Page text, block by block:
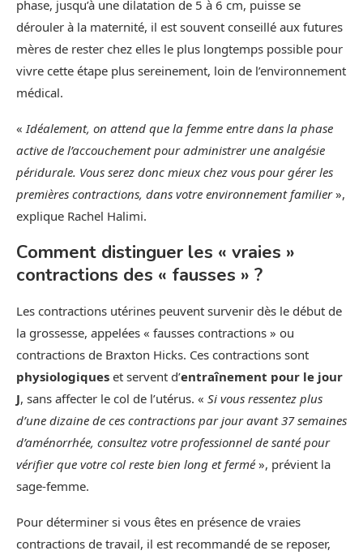
phase, jusqu’à une dilatation de 5 à 6 cm, puisse se
dérouler à la maternité, il est souvent conseillé aux futures
mères de rester chez elles le plus longtemps possible pour
vivre cette étape plus sereinement, loin de l’environnement
médical.
«Idéalement, on attend que la femme entre dans la phase
active de l’accouchement pour administrer une analgésie
péridurale. Vous serez donc mieux chez vous pour gérer les
premières contractions, dans votre environnement familier»,
explique Rachel Halimi.
Comment distinguer les « vraies »
contractions des « fausses » ?
Les contractions utérines peuvent survenir dès le début de
la grossesse, appelées « fausses contractions » ou
contractions de Braxton Hicks. Ces contractions sont
physiologiques et servent d’entraînement pour le jour
J, sans affecter le col de l’utérus. « Si vous ressentez plus
d’une dizaine de ces contractions par jour avant 37 semaines
d’aménorrhée, consultez votre professionnel de santé pour
vérifier que votre col reste bien long et fermé », prévient la
sage-femme.
Pour déterminer si vous êtes en présence de vraies
contractions de travail, il est recommandé de se reposer,